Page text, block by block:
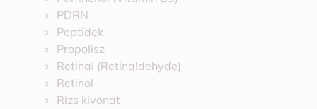
PDRN
Peptidek
Propolisz
Retinal (Retinaldehyde)
Retinol
Rizs kivonat